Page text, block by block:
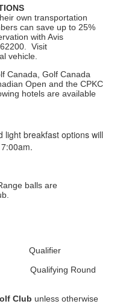
own transportation
can save up to 25%
with Avis
Visit
vehicle.
Canada, Golf Canada
Open and the CPKC
hotels are available
light breakfast options will
balls are
Qualifying Round
Club unless otherwise